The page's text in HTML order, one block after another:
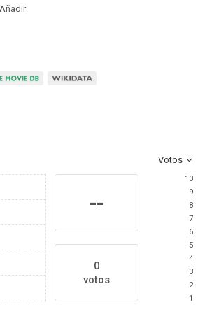
Añadir
Votos
--
0
votos
10
9
8
7
6
5
4
3
2
1